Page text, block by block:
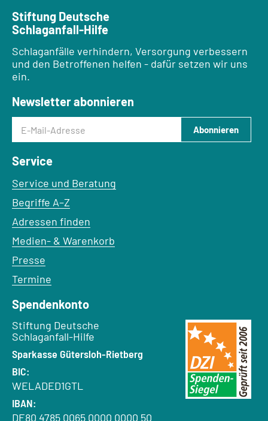
Stiftung Deutsche
Schlaganfall-Hilfe
Schlaganfälle verhindern, Versorgung verbessern
und den Betroffenen helfen - dafür setzen wir uns
ein.
Newsletter abonnieren
Abonnieren
Service
Service und Beratung
Begriffe A–Z
Adressen finden
Medien- & Warenkorb
Presse
Termine
Spendenkonto
Empfänger:
Stiftung Deutsche
Schlaganfall-Hilfe
Bank:
Sparkasse Gütersloh-Rietberg
BIC:
WELADED1GTL
IBAN:
DE80 4785 0065 0000 0000 50